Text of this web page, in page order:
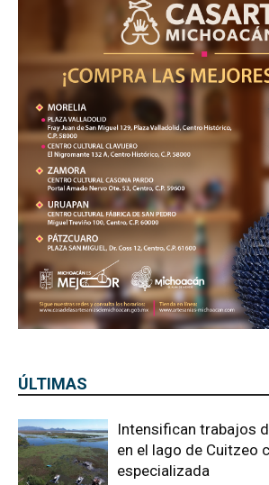
ÚLTIMAS
Intensifican trabajos
en el lago de Cuitzeo
especializada